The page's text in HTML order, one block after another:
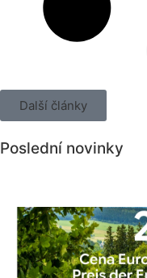
Další články
Poslední novinky